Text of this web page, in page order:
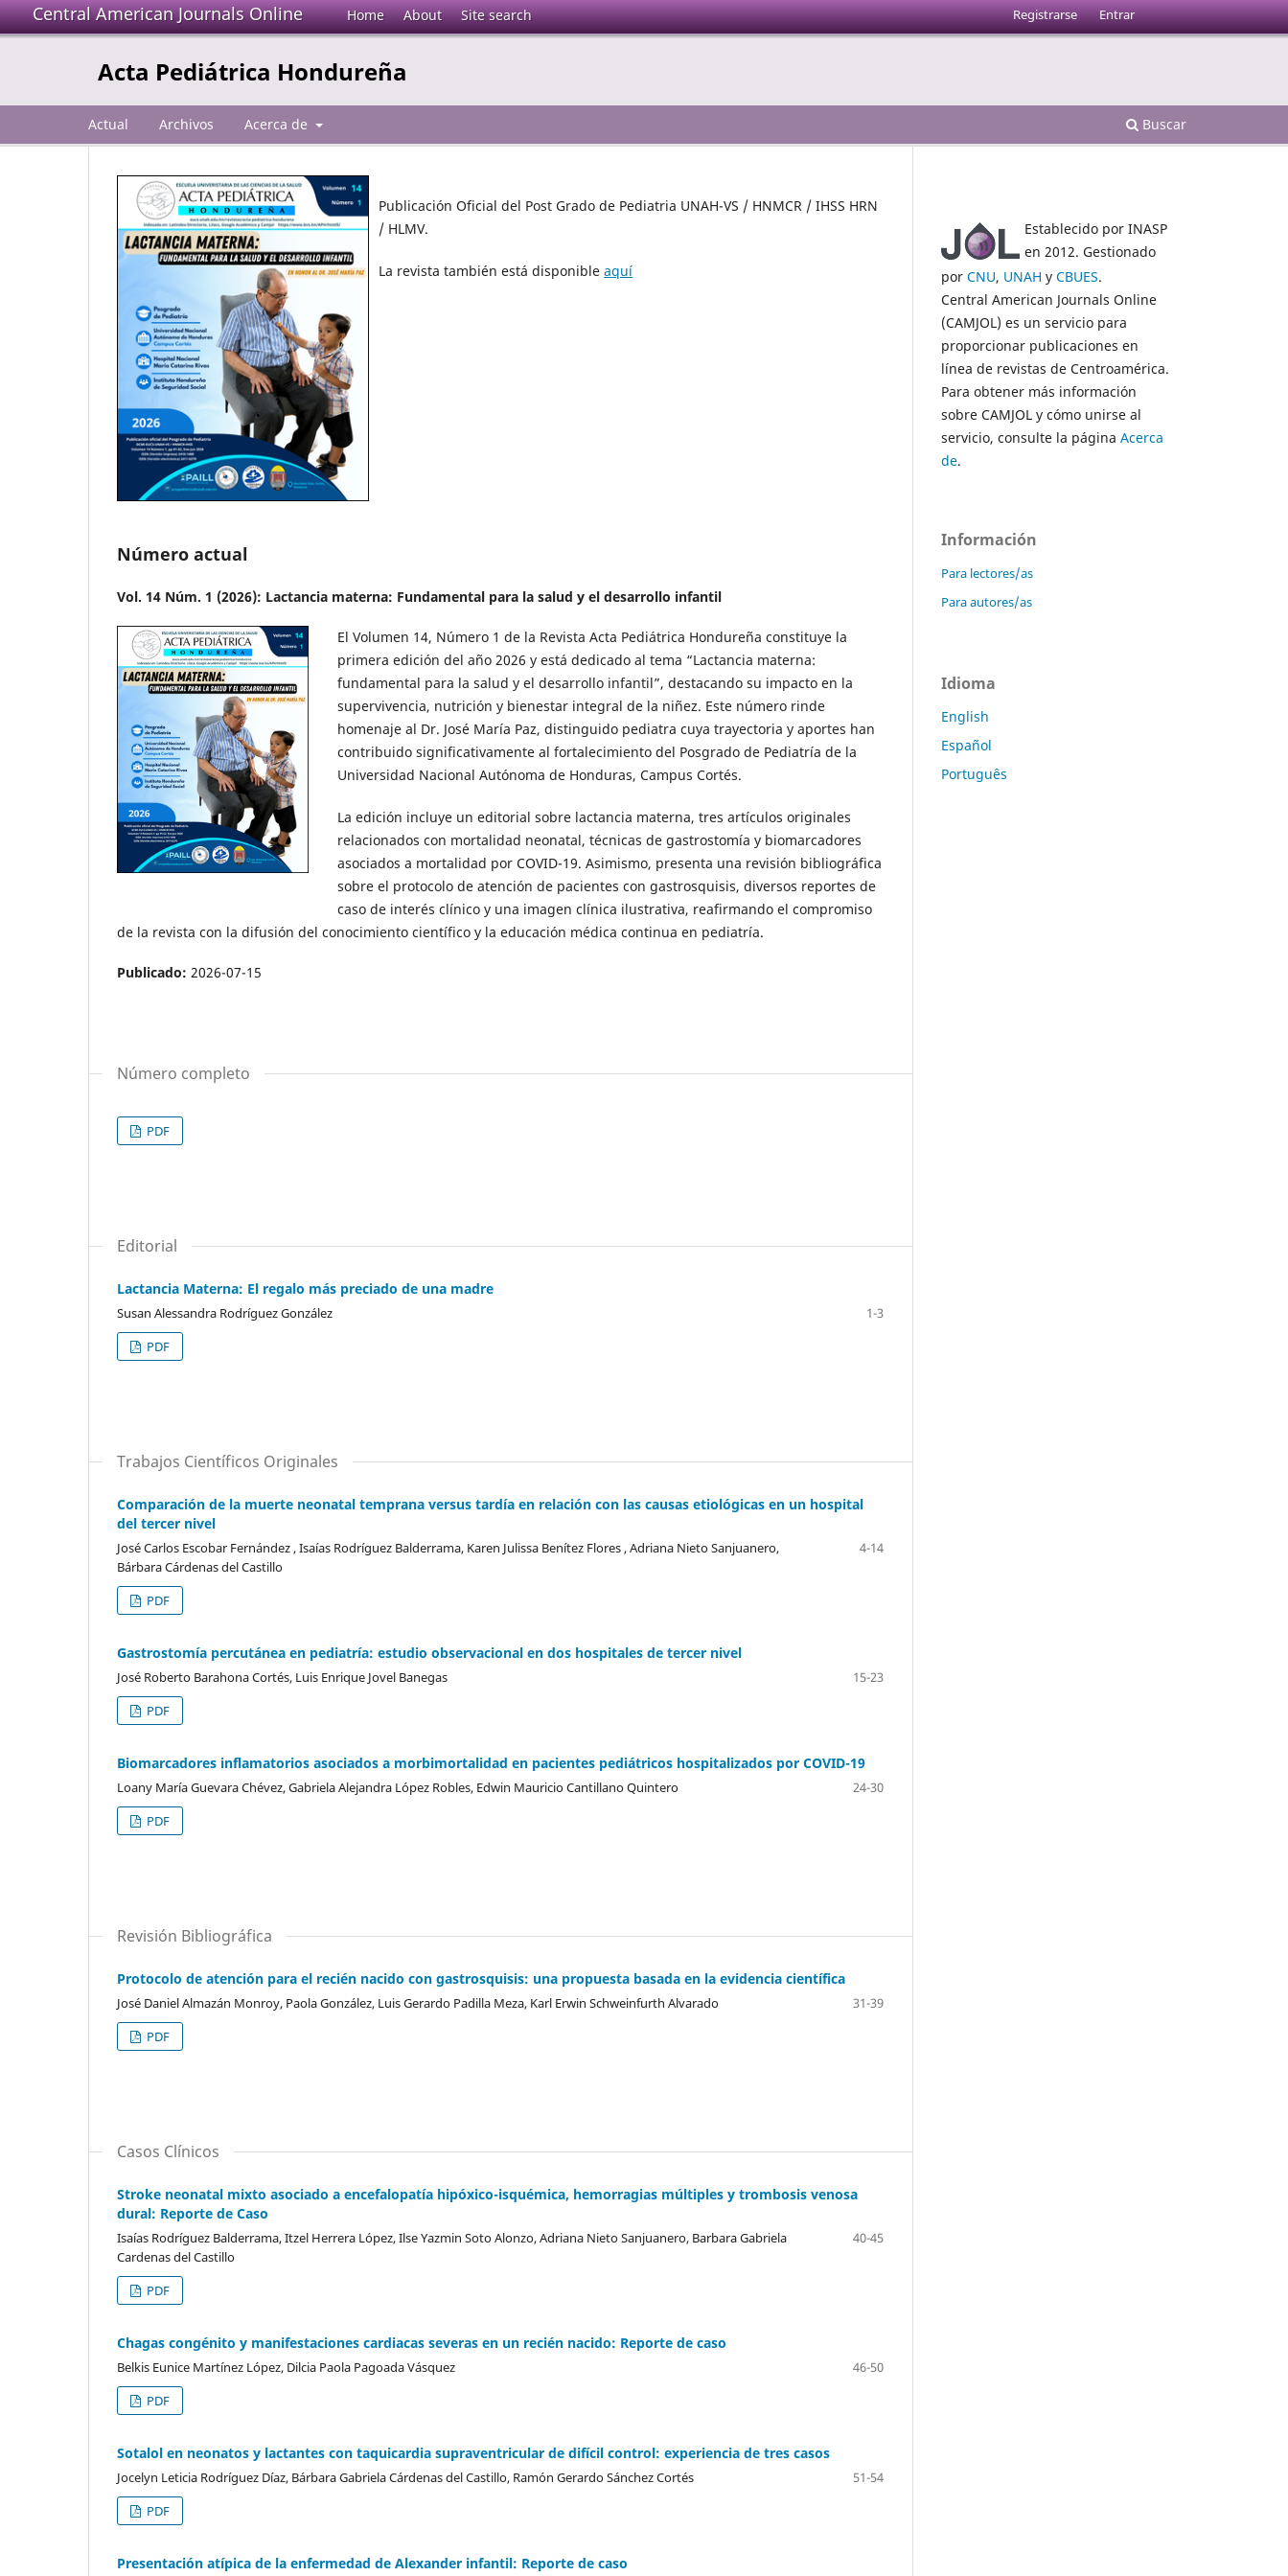
Central American Journals Online Home About Site search
Acta Pediátrica Hondureña
Actual Archivos Acerca de Buscar
Registrarse Entrar
Publicación Oficial del Post Grado de Pediatria UNAH-VS / HNMCR / IHSS HRN
/ HLMV.
La revista también está disponibleaquí
Número actual
Vol. 14 Núm. 1 (2026): Lactancia materna: Fundamental para la salud y el desarrollo infantil
El Volumen 14, Número 1 de la Revista Acta Pediátrica Hondureña constituye la
primera edición del año 2026 y está dedicado al tema “Lactancia materna:
fundamental para la salud y el desarrollo infantil”, destacando su impacto en la
supervivencia, nutrición y bienestar integral de la niñez. Este número rinde
homenaje al Dr. José María Paz, distinguido pediatra cuya trayectoria y aportes han
contribuido significativamente al fortalecimiento del Posgrado de Pediatría de la
Universidad Nacional Autónoma de Honduras, Campus Cortés.
La edición incluye un editorial sobre lactancia materna, tres artículos originales
relacionados con mortalidad neonatal, técnicas de gastrostomía y biomarcadores
asociados a mortalidad por COVID-19. Asimismo, presenta una revisión bibliográfica
sobre el protocolo de atención de pacientes con gastrosquisis, diversos reportes de
caso de interés clínico y una imagen clínica ilustrativa, reafirmando el compromiso
de la revista con la difusión del conocimiento científico y la educación médica continua en pediatría.
Publicado: 2026-07-15
Número completo
PDF
Editorial
Lactancia Materna: El regalo más preciado de una madre
Susan Alessandra Rodríguez González
1-3
PDF
Trabajos Científicos Originales
Comparación de la muerte neonatal temprana versus tardía en relación con las causas etiológicas en un hospital
del tercer nivel
José Carlos Escobar Fernández , Isaías Rodríguez Balderrama, Karen Julissa Benítez Flores , Adriana Nieto Sanjuanero,
Bárbara Cárdenas del Castillo
4-14
PDF
Gastrostomía percutánea en pediatría: estudio observacional en dos hospitales de tercer nivel
José Roberto Barahona Cortés, Luis Enrique Jovel Banegas
15-23
PDF
Biomarcadores inflamatorios asociados a morbimortalidad en pacientes pediátricos hospitalizados por COVID-19
Loany María Guevara Chévez, Gabriela Alejandra López Robles, Edwin Mauricio Cantillano Quintero
24-30
PDF
Revisión Bibliográfica
Protocolo de atención para el recién nacido con gastrosquisis: una propuesta basada en la evidencia científica
José Daniel Almazán Monroy, Paola González, Luis Gerardo Padilla Meza, Karl Erwin Schweinfurth Alvarado
31-39
PDF
Casos Clínicos
Stroke neonatal mixto asociado a encefalopatía hipóxico-isquémica, hemorragias múltiples y trombosis venosa
dural: Reporte de Caso
Isaías Rodríguez Balderrama, Itzel Herrera López, Ilse Yazmin Soto Alonzo, Adriana Nieto Sanjuanero, Barbara Gabriela
Cardenas del Castillo
40-45
PDF
Chagas congénito y manifestaciones cardiacas severas en un recién nacido: Reporte de caso
Belkis Eunice Martínez López, Dilcia Paola Pagoada Vásquez
46-50
PDF
Sotalol en neonatos y lactantes con taquicardia supraventricular de difícil control: experiencia de tres casos
Jocelyn Leticia Rodríguez Díaz, Bárbara Gabriela Cárdenas del Castillo, Ramón Gerardo Sánchez Cortés
51-54
PDF
Presentación atípica de la enfermedad de Alexander infantil: Reporte de caso
Establecido por INASP
en 2012. Gestionado
por CNU, UNAH y CBUES.
Central American Journals Online
(CAMJOL) es un servicio para
proporcionar publicaciones en
línea de revistas de Centroamérica.
Para obtener más información
sobre CAMJOL y cómo unirse al
servicio, consulte la página Acerca
de.
Información
Para lectores/as
Para autores/as
Idioma
English
Español
Português